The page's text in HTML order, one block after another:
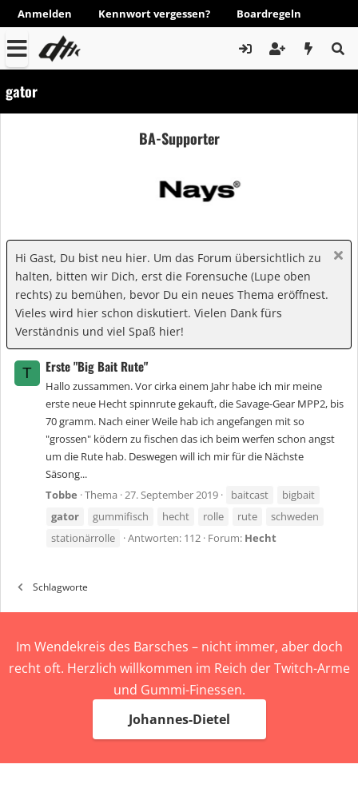
Anmelden Kennwort vergessen? Boardregeln
gator
BA-Supporter
Hi Gast, Du bist neu hier. Um das Forum übersichtlich zu
halten, bitten wir Dich, erst die Forensuche (Lupe oben
rechts) zu bemühen, bevor Du ein neues Thema eröffnest.
Vieles wird hier schon diskutiert. Vielen Dank fürs
Verständnis und viel Spaß hier!
T Erste "Big Bait Rute"
Hallo zussammen. Vor cirka einem Jahr habe ich mir meine
erste neue Hecht spinnrute gekauft, die Savage-Gear MPP2, bis
70 gramm. Nach einer Weile hab ich angefangen mit so
"grossen" ködern zu fischen das ich beim werfen schon angst
um die Rute hab. Deswegen will ich mir für die Nächste
Säsong...
Tobbe Thema 27. September 2019 baitcast
bigbait
gator
gummifisch hecht rolle rute
schweden
stationärrolle
Antworten: 112 Forum: Hecht
Schlagworte
Im Wendekreis des Barsches – nicht immer, aber doch
recht oft. Herzlich willkommen im Reich der Twitch-Arme
und Gummi-Finessen.
Johannes-Dietel